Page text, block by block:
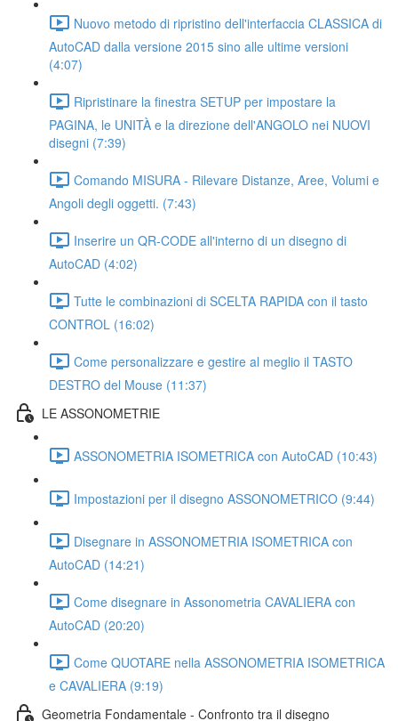
Nuovo metodo di ripristino dell'interfaccia CLASSICA di
AutoCAD dalla versione 2015 sino alle ultime versioni
(4:07)
Ripristinare la finestra SETUP per impostare la
PAGINA, le UNITÀ e la direzione dell'ANGOLO nei NUOVI
disegni (7:39)
Comando MISURA - Rilevare Distanze, Aree, Volumi e
Angoli degli oggetti. (7:43)
Inserire un QR-CODE all'interno di un disegno di
AutoCAD (4:02)
Tutte le combinazioni di SCELTA RAPIDA con il tasto
CONTROL (16:02)
Come personalizzare e gestire al meglio il TASTO
DESTRO del Mouse (11:37)
LE ASSONOMETRIE
ASSONOMETRIA ISOMETRICA con AutoCAD (10:43)
Impostazioni per il disegno ASSONOMETRICO (9:44)
Disegnare in ASSONOMETRIA ISOMETRICA con
AutoCAD (14:21)
Come disegnare in Assonometria CAVALIERA con
AutoCAD (20:20)
Come QUOTARE nella ASSONOMETRIA ISOMETRICA
e CAVALIERA (9:19)
Geometria Fondamentale - Confronto tra il disegno